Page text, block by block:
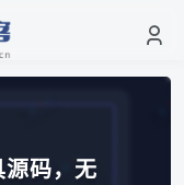
码，无